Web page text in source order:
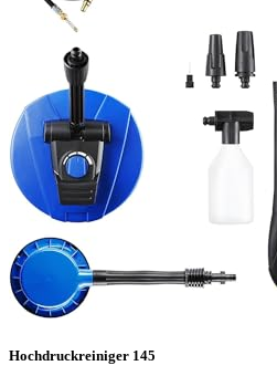
Hochdruckreiniger 145